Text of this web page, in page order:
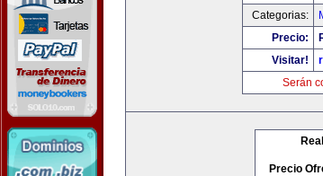
Categorias:
Precio:
Visitar!
Serán
Precio